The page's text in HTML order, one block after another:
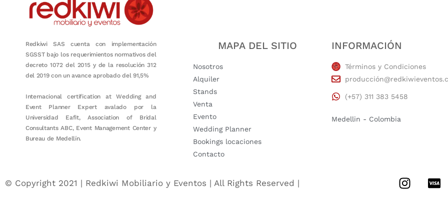
Redkiwi SAS cuenta con implementación
SGSST bajo los requerimientos normativos del
decreto 1072 del 2015 y de la resolución 312
del 2019 con un avance aprobado del 91,5%
Internacional certification at Wedding and
Event Planner Expert avalado por la
Universidad Eafit, Association of Bridal
Consultants ABC, Event Management Center y
Bureau de Medellín.
MAPA DEL SITIO
Nosotros
Alquiler
Stands
Venta
Evento
Wedding Planner
Bookings locaciones
Contacto
INFORMACIÓN
Términos y Condiciones
(+57) 311 383 5458
Medellin - Colombia
© Copyright 2021 | Redkiwi Mobiliario y Eventos | All Rights Reserved |